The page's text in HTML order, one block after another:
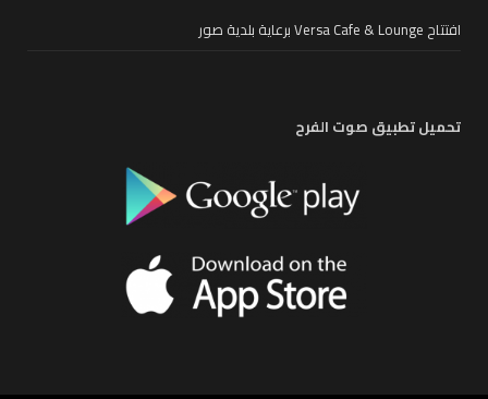
افتتاح Versa Cafe & Lounge برعاية بلدية صور
تحميل تطبيق صوت الفرح